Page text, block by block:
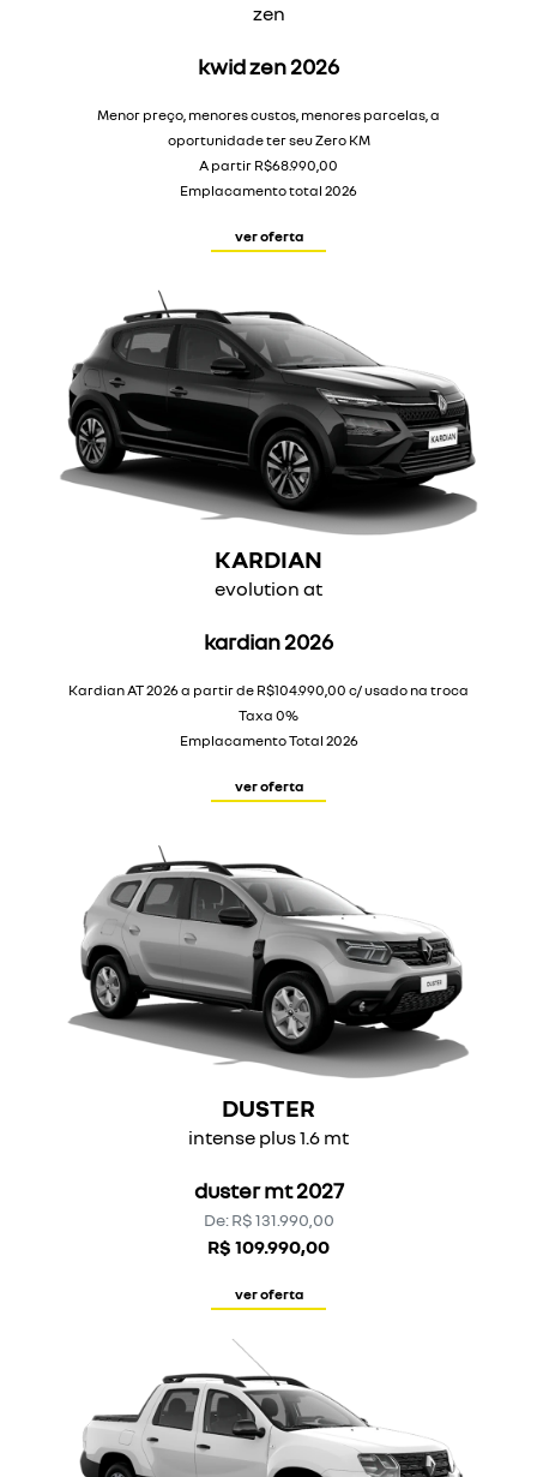
zen
kwid zen 2026
Menor preço, menores custos, menores parcelas, a
oportunidade ter seu Zero KM
A partir R$68.990,00
Emplacamento total 2026
ver oferta
KARDIAN
evolution at
kardian 2026
Kardian AT 2026 a partir de R$104.990,00 c/ usado na troca
Taxa 0%
Emplacamento Total 2026
ver oferta
DUSTER
intense plus 1.6 mt
duster mt 2027
De: R$ 131.990,00
R$ 109.990,00
ver oferta